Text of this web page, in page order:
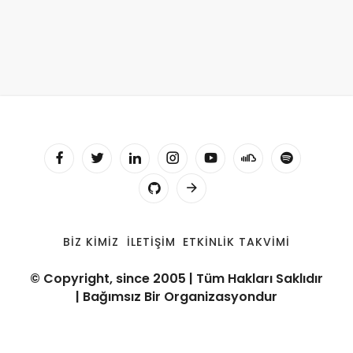
BIZ KIMIZ İLETIŞIM ETKINLIK TAKVIMI
© Copyright, since 2005 | Tüm Hakları Saklıdır
| Bağımsız Bir Organizasyondur